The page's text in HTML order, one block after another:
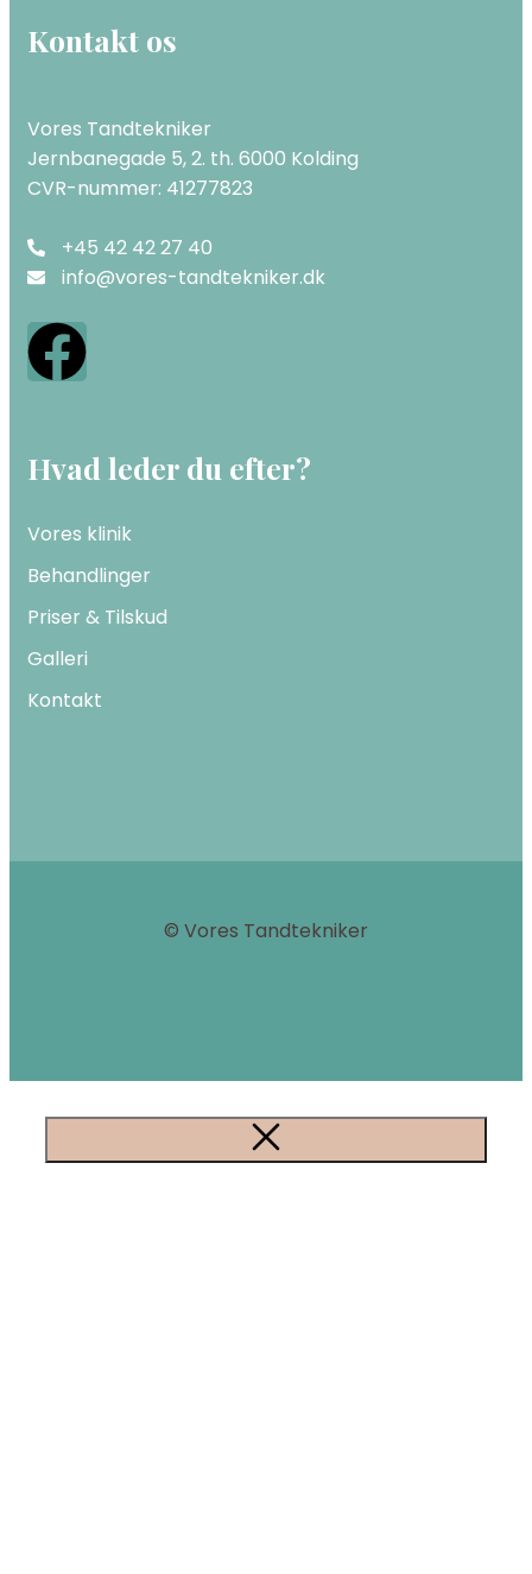
Kontakt os
Vores Tandtekniker
Jernbanegade 5, 2. th. 6000 Kolding
CVR-nummer: 41277823
+45 42 42 27 40
info@vores-tandtekniker.dk
Hvad leder du efter?
Vores klinik
Behandlinger
Priser & Tilskud
Galleri
Kontakt
© Vores Tandtekniker